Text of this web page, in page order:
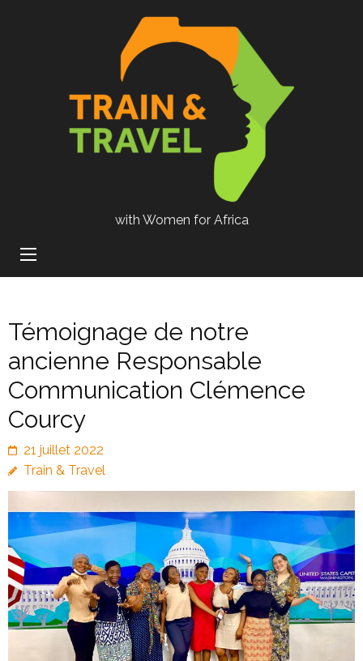
with Women for Africa
Témoignage de notre
ancienne Responsable
Communication Clémence
Courcy
21 juillet 2022
Train & Travel